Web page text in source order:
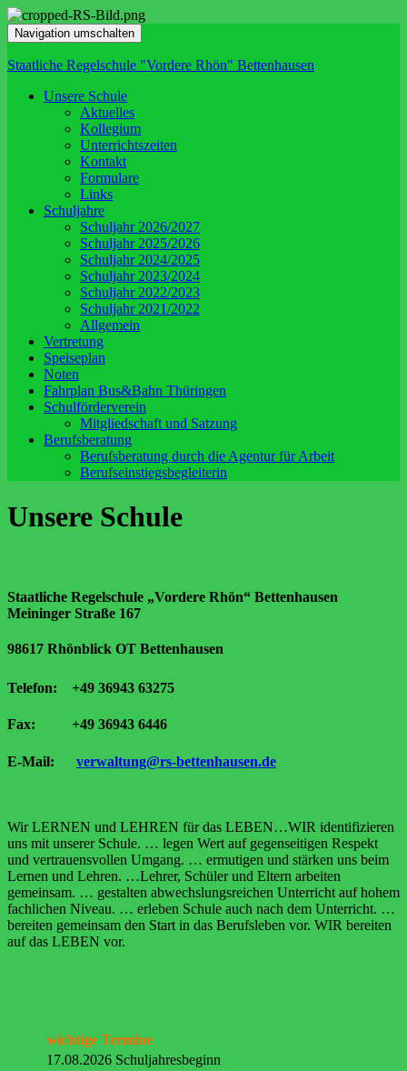
Navigation umschalten
Staatliche Regelschule "Vordere Rhön" Bettenhausen
Unsere Schule
Aktuelles
Kollegium
Unterrichtszeiten
Kontakt
Formulare
Links
Schuljahre
Schuljahr 2026/2027
Schuljahr 2025/2026
Schuljahr 2024/2025
Schuljahr 2023/2024
Schuljahr 2022/2023
Schuljahr 2021/2022
Allgemein
Vertretung
Speiseplan
Noten
Fahrplan Bus&Bahn Thüringen
Schulförderverein
Mitgliedschaft und Satzung
Berufsberatung
Berufsberatung durch die Agentur für Arbeit
Berufseinstiegsbegleiterin
Unsere Schule
Staatliche Regelschule „Vordere Rhön“ Bettenhausen
Meininger Straße 167
98617 Rhönblick OT Bettenhausen
Telefon: +49 36943 63275
Fax: +49 36943 6446
E-Mail: verwaltung@rs-bettenhausen.de
Wir LERNEN und LEHREN für das LEBEN…WIR identifizieren
uns mit unserer Schule. … legen Wert auf gegenseitigen Respekt
und vertrauensvollen Umgang. … ermutigen und stärken uns beim
Lernen und Lehren. …Lehrer, Schüler und Eltern arbeiten
gemeinsam. … gestalten abwechslungsreichen Unterricht auf hohem
fachlichen Niveau. … erleben Schule auch nach dem Unterricht. …
bereiten gemeinsam den Start in das Berufsleben vor. WIR bereiten
auf das LEBEN vor.
wichtige Termine
17.08.2026 Schuljahresbeginn